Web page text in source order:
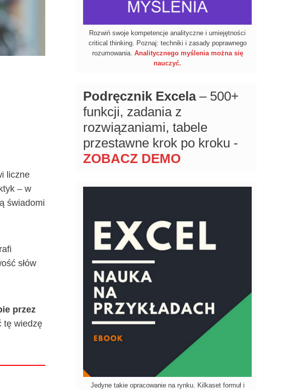
liczne
– w
świadomi
słów
przez
tę wiedzę
Rozwiń swoje kompetencje analityczne i umiejętności
critical thinking. Poznaj: techniki i zasady poprawnego
rozumowania. Analitycznego myślenia można się
nauczyć.
Podręcznik Excela– 500+
funkcji, zadania z
rozwiązaniami, tabele
przestawne krok po kroku -
ZOBACZ DEMO
Jedyne takie opracowanie na rynku. Kilkaset formuł i